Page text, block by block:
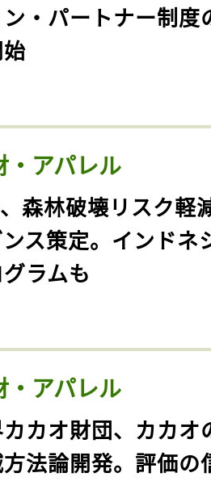
・パートナー制度
・アパレル
、森林破壊リスク軽
ス策定。インドネ
ラムも
・アパレル
カカオ財団、カカオ
法論開発。評価の